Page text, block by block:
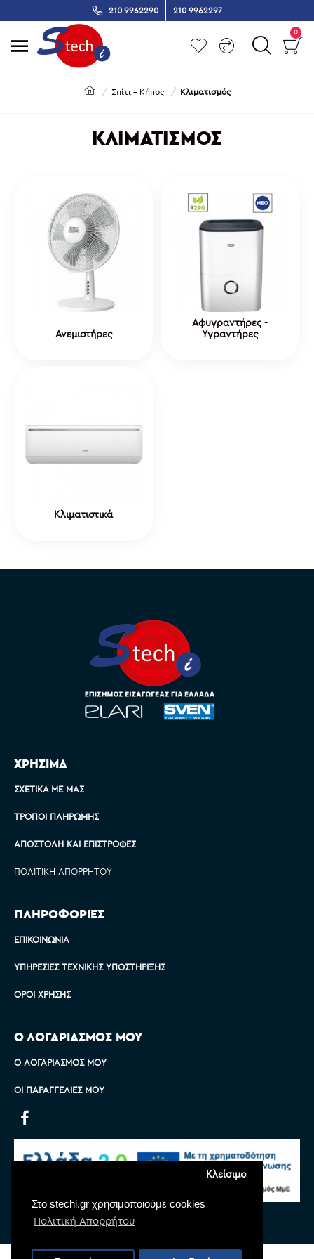
Στο stechi.gr χρησιμοποιούμε cookies
Πολιτική Απορρήτου
Κλείσιμο
210 9962290 210 9962297
0
Σπίτι - Κήπος Κλιματισμός
ΚΛΙΜΑΤΙΣΜΌΣ
Ανεμιστήρες
Αφυγραντήρες -
Υγραντήρες
Κλιματιστικά
ΧΡΗΣΙΜΑ
ΣΧΕΤΙΚΆ ΜΕ ΜΑΣ
ΤΡΌΠΟΙ ΠΛΗΡΩΜΉΣ
ΑΠΟΣΤΟΛΉ ΚΑΙ ΕΠΙΣΤΡΟΦΈΣ
ΠΟΛΙΤΙΚΉ ΑΠΟΡΡΉΤΟΥ
ΠΛΗΡΟΦΟΡΙΕΣ
ΕΠΙΚΟΙΝΩΝΊΑ
ΥΠΗΡΕΣΊΕΣ ΤΕΧΝΙΚΉΣ ΥΠΟΣΤΉΡΙΞΗΣ
ΌΡΟΙ ΧΡΉΣΗΣ
Ο ΛΟΓΑΡΙΑΣΜΟΣ ΜΟΥ
Ο ΛΟΓΑΡΙΑΣΜΌΣ ΜΟΥ
ΟΙ ΠΑΡΑΓΓΕΛΊΕΣ ΜΟΥ
Copyright © 2022 Stechi, All Rights Reserved